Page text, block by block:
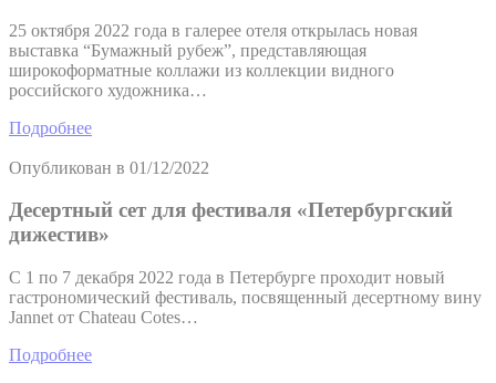
25 октября 2022 года в галерее отеля открылась новая
выставка “Бумажный рубеж”, представляющая
широкоформатные коллажи из коллекции видного
российского художника…
Подробнее
Опубликован в 01/12/2022
Десертный сет для фестиваля «Петербургский
дижестив»
С 1 по 7 декабря 2022 года в Петербурге проходит новый
гастрономический фестиваль, посвященный десертному вину
Jannet от Chateau Cotes…
Подробнее